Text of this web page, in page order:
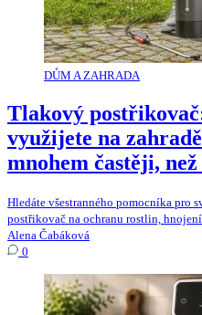
DŮM A ZAHRADA
Tlakový
využijete na
mnohem častěji,
Hledáte všestranného pomocníka pro
postřikovač na ochranu rostlin,
Alena Čabáková
0